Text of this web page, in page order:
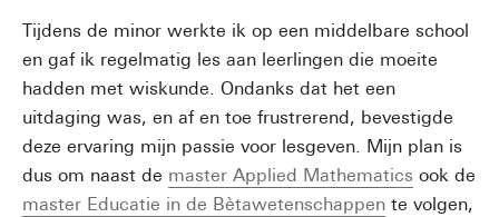
Tijdens de minor werkte ik op een middelbare school
en gaf ik regelmatig les aan leerlingen die moeite
hadden met wiskunde. Ondanks dat het een
uitdaging was, en af en toe frustrerend, bevestigde
deze ervaring mijn passie voor lesgeven. Mijn plan is
dus om naast de master Applied Mathematics ook de
master Educatie in de Bètawetenschappen te volgen,